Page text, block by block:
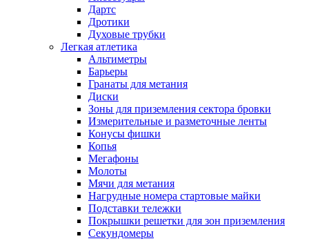
Дартс
Дротики
Духовые трубки
Легкая атлетика
Альтиметры
Барьеры
Гранаты для метания
Диски
Зоны для приземления сектора бровки
Измерительные и разметочные ленты
Конусы фишки
Копья
Мегафоны
Молоты
Мячи для метания
Нагрудные номера стартовые майки
Подставки тележки
Покрышки решетки для зон приземления
Секундомеры